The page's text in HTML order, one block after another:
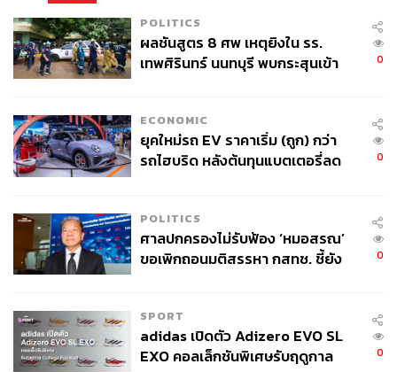
POLITICS
ผลชันสูตร 8 ศพ เหตุยิงใน รร.
เทพศิรินทร์ นนทบุรี พบกระสุนเข้า
0
ECONOMIC
ยุคใหม่รถ EV ราคาเริ่ม (ถูก) กว่า
รถไฮบริด หลังต้นทุนแบตเตอรี่ลด
0
POLITICS
ศาลปกครองไม่รับฟ้อง ‘หมอสรณ’
ขอเพิกถอนมติสรรหา กสทช. ชี้ยัง
0
SPORT
adidas เปิดตัว Adizero EVO SL
EXO คอลเล็กชันพิเศษรับฤดูกาล
0